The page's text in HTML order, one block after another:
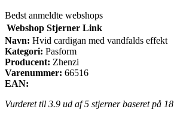
Bedst anmeldte webshops
Webshop Stjerner Link
Navn: Hvid cardigan med vandfalds effekt
Kategori: Pasform
Producent: Zhenzi
Varenummer: 66516
EAN:
Vurderet til 3.9 ud af 5 stjerner baseret på 18